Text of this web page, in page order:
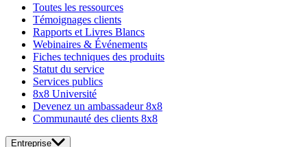
Toutes les ressources
Témoignages clients
Rapports et Livres Blancs
Webinaires & Événements
Fiches techniques des produits
Statut du service
Services publics
8x8 Université
Devenez un ambassadeur 8x8
Communauté des clients 8x8
Entreprise